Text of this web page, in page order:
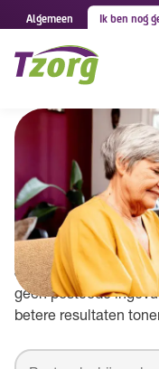
Algemeen Ik ben nog
Tzorg in
Vul je
zien
Je zoekt naar Tzorg
geen postcode
betere resultaten